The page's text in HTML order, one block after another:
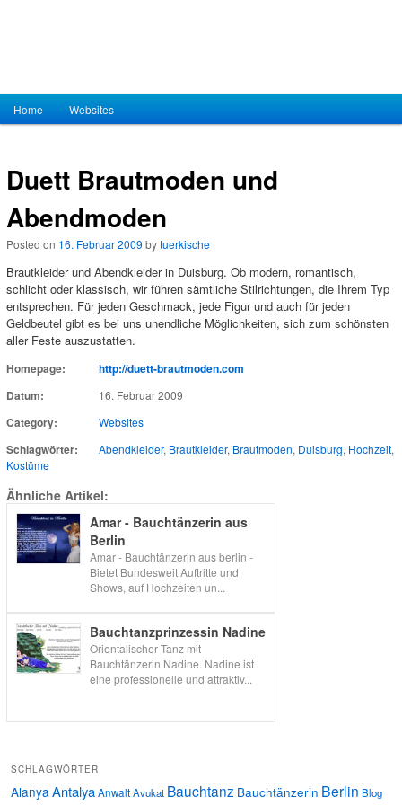
Hauptmenü
Zum Inhalt wechseln
Zum sekundären Inhalt wechseln
Home Websites
Duett Brautmoden und
Abendmoden
Posted on 16. Februar 2009 bytuerkische
Brautkleider und Abendkleider in Duisburg. Ob modern, romantisch,
schlicht oder klassisch, wir führen sämtliche Stilrichtungen, die Ihrem Typ
entsprechen. Für jeden Geschmack, jede Figur und auch für jeden
Geldbeutel gibt es bei uns unendliche Möglichkeiten, sich zum schönsten
aller Feste auszustatten.
Homepage:
http://duett-brautmoden.com
Datum:
16. Februar 2009
Category: Websites
Schlagwörter: Abendkleider, Brautkleider, Brautmoden, Duisburg, Hochzeit,
Kostüme
Ähnliche Artikel:
Amar - Bauchtänzerin aus
Berlin
Amar - Bauchtänzerin aus berlin -
Bietet Bundesweit Auftritte und
Shows, auf Hochzeiten un...
Bauchtanzprinzessin Nadine
Orientalischer Tanz mit
Bauchtänzerin Nadine. Nadine ist
eine professionelle und attraktiv...
SCHLAGWÖRTER
Alanya AntalyaAnwaltAvukat Bauchtanz Bauchtänzerin Berlin Blog